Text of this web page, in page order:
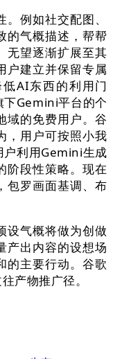
例如社交配图、
的气概描述，帮帮
无望逐渐扩展至其
户建立并保留专属
AI东西的利用门
下Gemini平台的个
域的免费用户。谷
，用户可按照小我
户利用Gemini生成
阶段性策略。现在
包罗画面基调、布
气概将做为创做
产出内容的设想场
的主要行动。谷歌
产物推广径。